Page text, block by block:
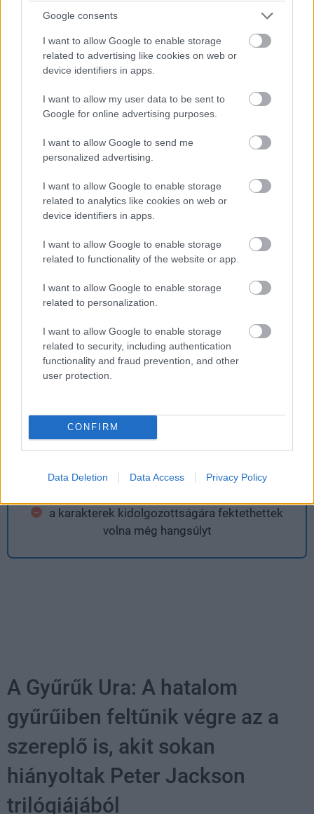
Google consents
I want to allow Google to enable storage
related to advertising like cookies on web or
device identifiers in apps.
I want to allow my user data to be sent to
Google for online advertising purposes.
I want to allow Google to send me
personalized advertising.
I want to allow Google to enable storage
related to analytics like cookies on web or
device identifiers in apps.
I want to allow Google to enable storage
related to functionality of the website or app.
I want to allow Google to enable storage
related to personalization.
I want to allow Google to enable storage
related to security, including authentication
functionality and fraud prevention, and other
user protection.
CONFIRM
Data Deletion Data Access Privacy Policy
Hogwarts Legacy
Biztos, hogy a Harry Potter minden rajongója
könnyező szemekkel járja majd a Roxfortot és
környékét.
Ami tetszett
elképesztő atmoszféra
rengeteg tartalom
a számos varázsige miatt izgalmas harcok...
Ami nem tetszett
következtében nehézkesek
a karakterek kidolgozottságára fektethettek
volna még hangsúlyt
A Gyűrűk Ura: A hatalom
gyűrűiben feltűnik végre az a
szereplő is, akit sokan
hiányoltak Peter Jackson
trilógiájából